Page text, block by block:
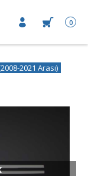
0
2021 Arası)